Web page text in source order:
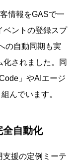
情報をGASで一
ベントの登録スプ
の自動同期も実
されました。同
」やAIエージ
んでいます。
全自動化
援の定例ミーテ